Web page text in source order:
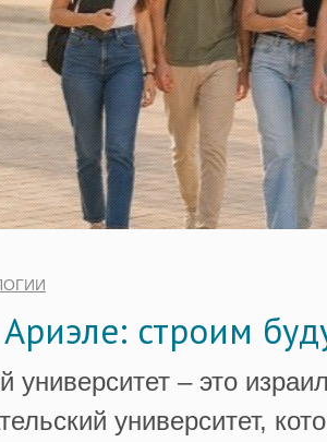
строим
университет – это
университет,